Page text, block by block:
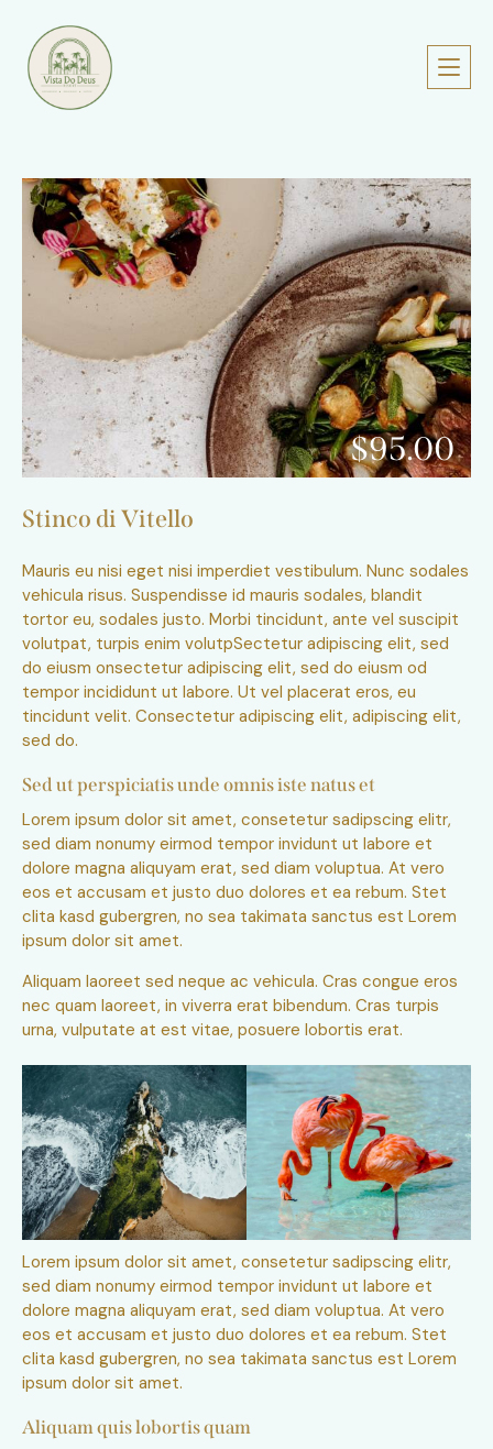
$95.00
Stinco di Vitello
Mauris eu nisi eget nisi imperdiet vestibulum. Nunc sodales
vehicula risus. Suspendisse id mauris sodales, blandit
tortor eu, sodales justo. Morbi tincidunt, ante vel suscipit
volutpat, turpis enim volutpSectetur adipiscing elit, sed
do eiusm onsectetur adipiscing elit, sed do eiusm od
tempor incididunt ut labore. Ut vel placerat eros, eu
tincidunt velit. Consectetur adipiscing elit, adipiscing elit,
sed do.
Sed ut perspiciatis unde omnis iste natus et
Lorem ipsum dolor sit amet, consetetur sadipscing elitr,
sed diam nonumy eirmod tempor invidunt ut labore et
dolore magna aliquyam erat, sed diam voluptua. At vero
eos et accusam et justo duo dolores et ea rebum. Stet
clita kasd gubergren, no sea takimata sanctus est Lorem
ipsum dolor sit amet.
Aliquam laoreet sed neque ac vehicula. Cras congue eros
nec quam laoreet, in viverra erat bibendum. Cras turpis
urna, vulputate at est vitae, posuere lobortis erat.
Lorem ipsum dolor sit amet, consetetur sadipscing elitr,
sed diam nonumy eirmod tempor invidunt ut labore et
dolore magna aliquyam erat, sed diam voluptua. At vero
eos et accusam et justo duo dolores et ea rebum. Stet
clita kasd gubergren, no sea takimata sanctus est Lorem
ipsum dolor sit amet.
Aliquam quis lobortis quam